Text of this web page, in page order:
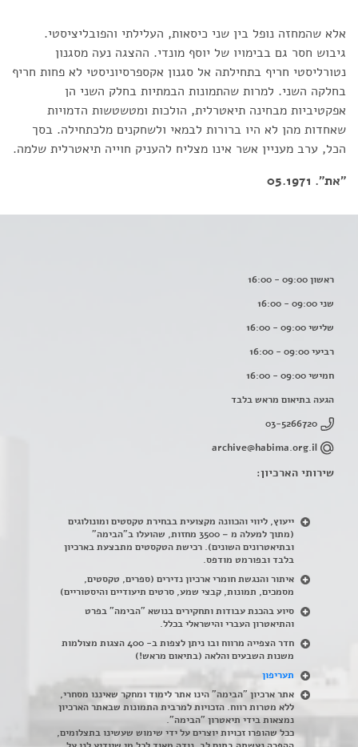
אלא שהמחזה נופל בין שני כיסאות, העלילתי והפובליציסטי.
גיבוש חסר גם בבימויו של יוסף מונדי. ההצגה נעה מסגנון
נטורליסטי חריף בתחילתה אל סגנון אקספרסיוניסטי לא פחות חריף
בחלקה השני. למרות שהתמונות הבמתיות בחלק השני הן
אפקטיביות מבחינה תיאטרלית, הולכות ומטשטשות הדמויות
שאחדות מהן לא היו ברורות לבמאי ולשחקנים מלכתחילה. בסך
הכל, ערב מעניין אשר אינו מצליח להעניק חוייה תיאטרלית שלמה.
"את". 05.1971
ראשון 09:00 - 16:00
שני 09:00 - 16:00
שלישי 09:00 - 16:00
רביעי 09:00 - 16:00
חמישי 09:00 - 16:00
הגעה בתיאום מראש בלבד
03-5266720
archive@habima.org.il
שירותי הארכיון:
ייעוץ, ליווי והכוונה מקצועית בבחירת טקסטים ומונולוגים
(מתוך למעלה מ – 3500 מחזות, שהועלו ב"הבימה"
ובתיאטרונים השונים). רכישת הטקסטים מתבצעת בארכיון
בלבד ובפורמט מודפס.
איתור והנגשת חומרי ארכיון נדירים (ספרים, טקסטים,
מסמכים, תמונות, קבצי שמע, סרטים תיעודיים והיסטוריים)
סיוע בהכנת עבודות ותחקירים בנושא "הבימה" בפרט
והתיאטרון העברי והישראלי בכלל.
חדר הצפייה מרווח ובו ניתן לצפות ב- 400 הצגות מצולמות
משנות השבעים והלאה (בתיאום מראש!)
תעריפון
אתר ארכיון "הבימה" הינו אתר לימוד ומחקר שאיננו מסחרי,
ללא מטרות רווח. הזכויות למרבית התמונות שבאתר הארכיון
נמצאות בידי תיאטרון "הבימה".
ככל שהופרו זכויות יוצרים על ידי שימוש שעשינו בתצלומים,